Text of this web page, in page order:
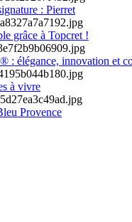
: Pierret
grâce à Topcret !
: élégance, innovation et
à vivre
Provence